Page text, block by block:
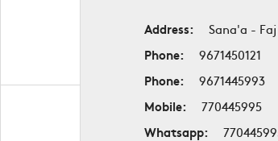
Address:
Sana'a -
Phone:
9671450121
Phone:
9671445993
Mobile:
770445995
Whatsapp: